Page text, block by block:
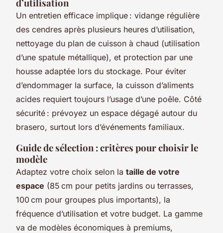
d’utilisation
Un entretien efficace implique : vidange régulière
des cendres après plusieurs heures d’utilisation,
nettoyage du plan de cuisson à chaud (utilisation
d’une spatule métallique), et protection par une
housse adaptée lors du stockage. Pour éviter
d’endommager la surface, la cuisson d’aliments
acides requiert toujours l’usage d’une poêle. Côté
sécurité : prévoyez un espace dégagé autour du
brasero, surtout lors d’événements familiaux.
Guide de sélection : critères pour choisir le
modèle
Adaptez votre choix selon la taille de votre
espace (85 cm pour petits jardins ou terrasses,
100 cm pour groupes plus importants), la
fréquence d’utilisation et votre budget. La gamme
va de modèles économiques à premiums,